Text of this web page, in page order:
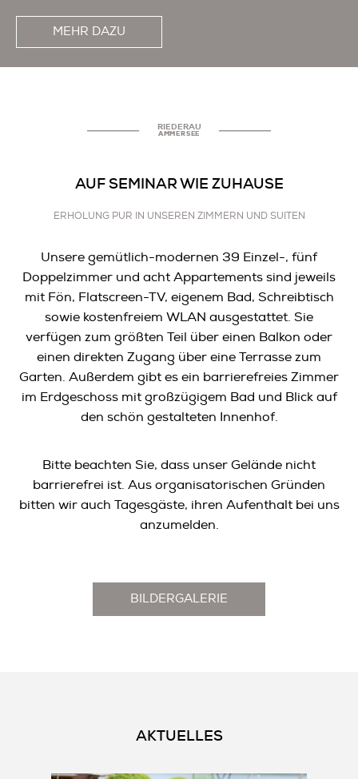
MEHR DAZU
RIEDERAU
AMMERSEE
AUF SEMINAR WIE ZUHAUSE
ERHOLUNG PUR IN UNSEREN ZIMMERN UND SUITEN
Unsere gemütlich-modernen 39 Einzel-, fünf
Doppelzimmer und acht Appartements sind jeweils
mit Fön, Flatscreen-TV, eigenem Bad, Schreibtisch
sowie kostenfreiem WLAN ausgestattet. Sie
verfügen zum größten Teil über einen Balkon oder
einen direkten Zugang über eine Terrasse zum
Garten. Außerdem gibt es ein barrierefreies Zimmer
im Erdgeschoss mit großzügigem Bad und Blick auf
den schön gestalteten Innenhof.
Bitte beachten Sie, dass unser Gelände nicht
barrierefrei ist. Aus organisatorischen Gründen
bitten wir auch Tagesgäste, ihren Aufenthalt bei uns
anzumelden.
BILDERGALERIE
AKTUELLES